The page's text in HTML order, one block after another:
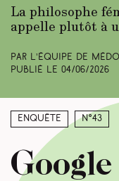
La philosophe
appelle plutôt à
Par L’équipe de
Publié le 04/06/2026
Enquête N°43